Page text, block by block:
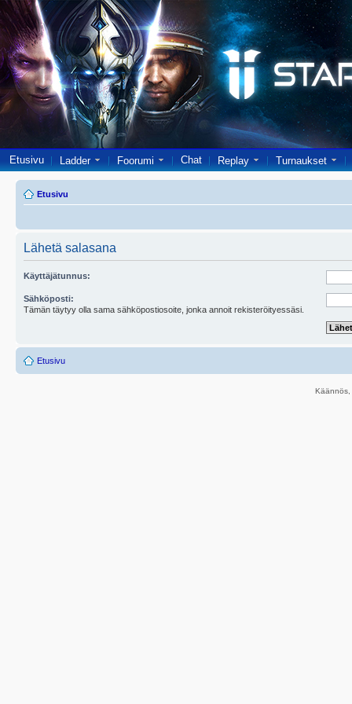
Etusivu Ladder Foorumi Chat Replay Turnaukset
Etusivu
Lähetä salasana
Käyttäjätunnus:
Sähköposti:
Tämän täytyy olla sama sähköpostiosoite, jonka annoit rekisteröityessäsi.
Etusivu